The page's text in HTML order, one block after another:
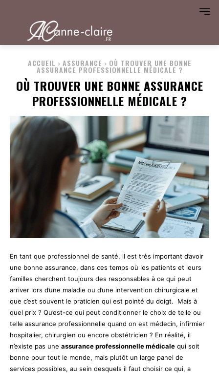
ACCUEIL ASSURANCE OÙ TROUVER UNE BONNE
ASSURANCE PROFESSIONNELLE MÉDICALE ?
OÙ TROUVER UNE BONNE ASSURANCE
PROFESSIONNELLE MÉDICALE ?
En tant que professionnel de santé, il est très important d’avoir
une bonne assurance, dans ces temps où les patients et leurs
familles cherchent toujours des responsables à ce qui peut
arriver lors d’une maladie ou d’une intervention chirurgicale et
que c’est souvent le praticien qui est pointé du doigt. Mais à
quel prix ? Qu’est-ce qui peut conditionner le choix de telle ou
telle assurance professionnelle quand on est médecin, infirmier
hospitalier, chirurgien ou encore obstétricien ? En réalité, il
n’existe pas une assurance professionnelle médicale qui soit
bonne pour tout le monde, mais plutôt un large panel de
services possibles, au sein desquels il faut choisir ce qui, a